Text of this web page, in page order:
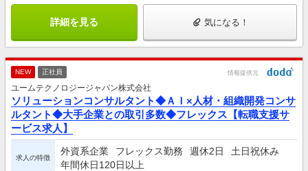
詳細を見る 気になる！
NEW 正社員 情報提供元
ユームテクノロジージャパン株式会社
ソリューションコンサルタント◆ＡＩ×人材・組織開発コンサ
ルタント◆大手企業との取引多数◆フレックス【転職支援サ
ービス求人】
求人の特徴
外資系企業 フレックス勤務 週休2日
土日祝休み
年間休日120日以上